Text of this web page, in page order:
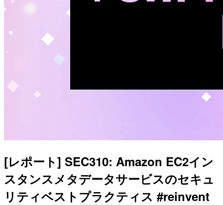
[レポート] SEC310: Amazon EC2イン
スタンスメタデータサービスのセキュ
リティベストプラクティス #reinvent